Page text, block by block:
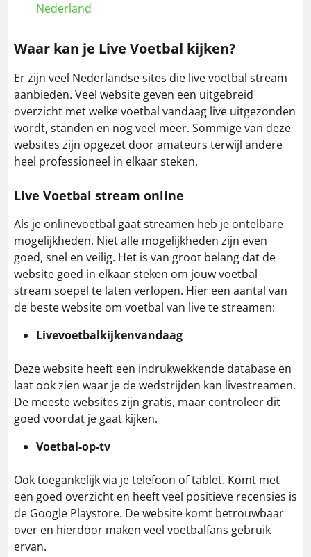
Nederland
Waar kan je Live Voetbal kijken?
Er zijn veel Nederlandse sites die live voetbal stream
aanbieden. Veel website geven een uitgebreid
overzicht met welke voetbal vandaag live uitgezonden
wordt, standen en nog veel meer. Sommige van deze
websites zijn opgezet door amateurs terwijl andere
heel professioneel in elkaar steken.
Live Voetbal stream online
Als je onlinevoetbal gaat streamen heb je ontelbare
mogelijkheden. Niet alle mogelijkheden zijn even
goed, snel en veilig. Het is van groot belang dat de
website goed in elkaar steken om jouw voetbal
stream soepel te laten verlopen. Hier een aantal van
de beste website om voetbal van live te streamen:
Livevoetbalkijkenvandaag
Deze website heeft een indrukwekkende database en
laat ook zien waar je de wedstrijden kan livestreamen.
De meeste websites zijn gratis, maar controleer dit
goed voordat je gaat kijken.
Voetbal-op-tv
Ook toegankelijk via je telefoon of tablet. Komt met
een goed overzicht en heeft veel positieve recensies is
de Google Playstore. De website komt betrouwbaar
over en hierdoor maken veel voetbalfans gebruik
ervan.